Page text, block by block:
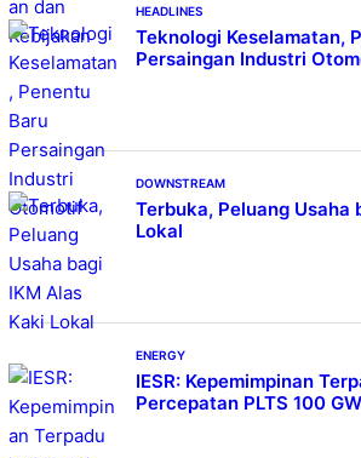
HEADLINES
Teknologi Keselamatan,
Persaingan Industri
DOWNSTREAM
Terbuka, Peluang Usaha
Lokal
ENERGY
IESR: Kepemimpinan
Percepatan PLTS 100 GW